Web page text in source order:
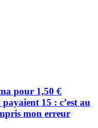
pour 1,50 €
15 : c’est au
mon erreur